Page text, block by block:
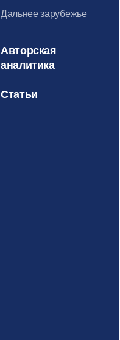
Дальнее зарубежье
Авторская
аналитика
Статьи